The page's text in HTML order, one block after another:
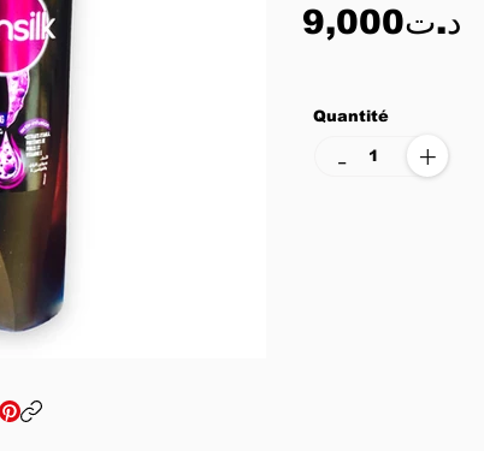
9,000د.ت
Quantité
+
-